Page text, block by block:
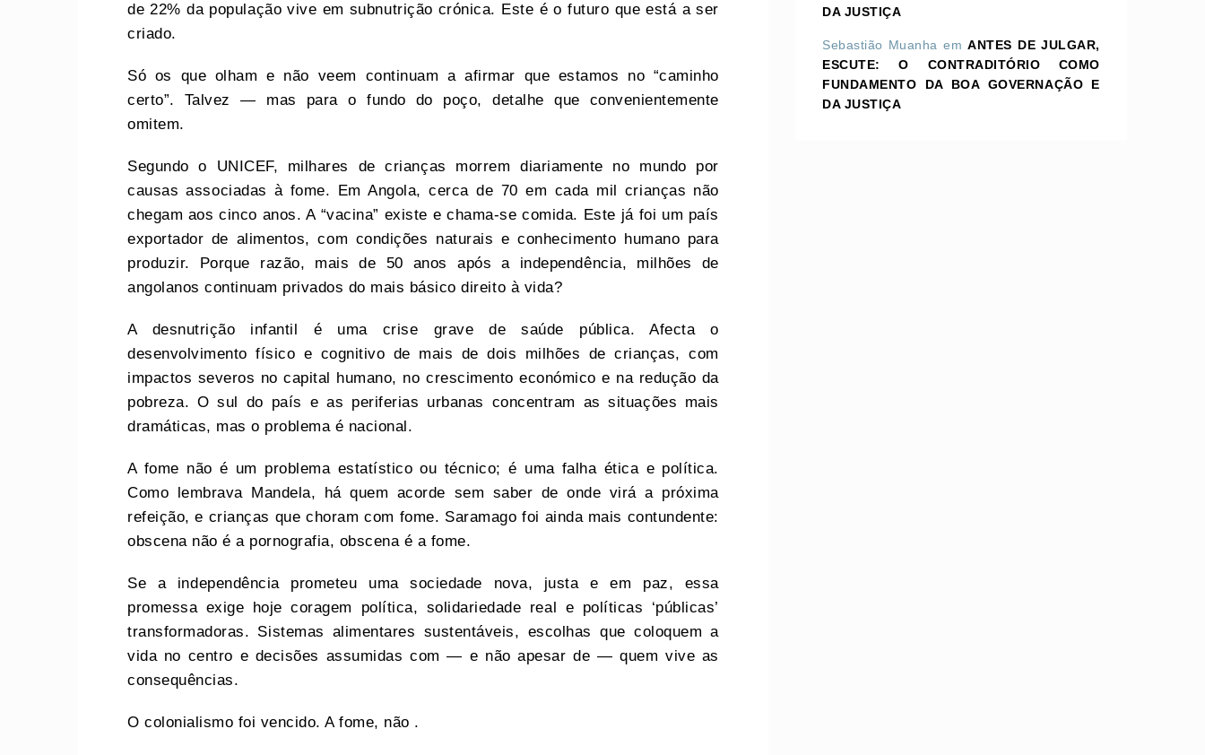
de 22% da população vive em subnutrição crónica. Este é o futuro que está a ser
criado.
Só os que olham e não veem continuam a afirmar que estamos no “caminho
certo”. Talvez — mas para o fundo do poço, detalhe que convenientemente
omitem.
Segundo o UNICEF, milhares de crianças morrem diariamente no mundo por
causas associadas à fome. Em Angola, cerca de 70 em cada mil crianças não
chegam aos cinco anos. A “vacina” existe e chama-se comida. Este já foi um país
exportador de alimentos, com condições naturais e conhecimento humano para
produzir. Porque razão, mais de 50 anos após a independência, milhões de
angolanos continuam privados do mais básico direito à vida?
A desnutrição infantil é uma crise grave de saúde pública. Afecta o
desenvolvimento físico e cognitivo de mais de dois milhões de crianças, com
impactos severos no capital humano, no crescimento económico e na redução da
pobreza. O sul do país e as periferias urbanas concentram as situações mais
dramáticas, mas o problema é nacional.
A fome não é um problema estatístico ou técnico; é uma falha ética e política.
Como lembrava Mandela, há quem acorde sem saber de onde virá a próxima
refeição, e crianças que choram com fome. Saramago foi ainda mais contundente:
obscena não é a pornografia, obscena é a fome.
Se a independência prometeu uma sociedade nova, justa e em paz, essa
promessa exige hoje coragem política, solidariedade real e políticas ‘públicas’
transformadoras. Sistemas alimentares sustentáveis, escolhas que coloquem a
vida no centro e decisões assumidas com — e não apesar de — quem vive as
consequências.
O colonialismo foi vencido. A fome, não .
DA JUSTIÇA
Sebastião Muanha emANTES DE JULGAR,
ESCUTE: O CONTRADITÓRIO COMO
FUNDAMENTO DA BOA GOVERNAÇÃO E
DA JUSTIÇA